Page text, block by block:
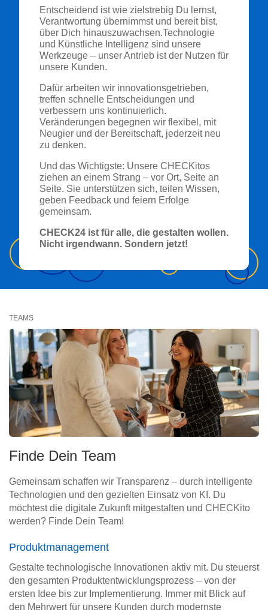
Entscheidend ist wie zielstrebig Du lernst,
Verantwortung übernimmst und bereit bist,
über Dich hinauszuwachsen.Technologie
und Künstliche Intelligenz sind unsere
Werkzeuge – unser Antrieb ist der Nutzen für
unsere Kunden.
Dafür arbeiten wir innovationsgetrieben,
treffen schnelle Entscheidungen und
verbessern uns kontinuierlich.
Veränderungen begegnen wir flexibel, mit
Neugier und der Bereitschaft, jederzeit neu
zu denken.
Und das Wichtigste: Unsere CHECKitos
ziehen an einem Strang – vor Ort, Seite an
Seite. Sie unterstützen sich, teilen Wissen,
geben Feedback und feiern Erfolge
gemeinsam.
CHECK24 ist für alle, die gestalten wollen.
Nicht irgendwann. Sondern jetzt!
TEAMS
Finde Dein Team
Gemeinsam schaffen wir Transparenz – durch intelligente
Technologien und den gezielten Einsatz von KI. Du
möchtest die digitale Zukunft mitgestalten und CHECKito
werden? Finde Dein Team!
Produktmanagement
Gestalte technologische Innovationen aktiv mit. Du steuerst
den gesamten Produktentwicklungsprozess – von der
ersten Idee bis zur Implementierung. Immer mit Blick auf
den Mehrwert für unsere Kunden durch modernste